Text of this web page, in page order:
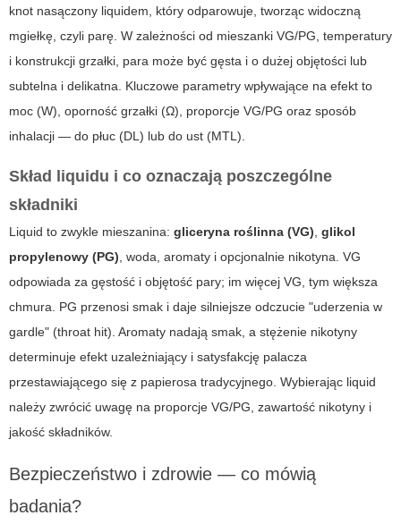
knot nasączony liquidem, który odparowuje, tworząc widoczną
mgiełkę, czyli parę. W zależności od mieszanki VG/PG, temperatury
i konstrukcji grzałki, para może być gęsta i o dużej objętości lub
subtelna i delikatna. Kluczowe parametry wpływające na efekt to
moc (W), oporność grzałki (Ω), proporcje VG/PG oraz sposób
inhalacji — do płuc (DL) lub do ust (MTL).
Skład liquidu i co oznaczają poszczególne
składniki
Liquid to zwykle mieszanina: gliceryna roślinna (VG), glikol
propylenowy (PG), woda, aromaty i opcjonalnie nikotyna. VG
odpowiada za gęstość i objętość pary; im więcej VG, tym większa
chmura. PG przenosi smak i daje silniejsze odczucie "uderzenia w
gardle" (throat hit). Aromaty nadają smak, a stężenie nikotyny
determinuje efekt uzależniający i satysfakcję palacza
przestawiającego się z papierosa tradycyjnego. Wybierając liquid
należy zwrócić uwagę na proporcje VG/PG, zawartość nikotyny i
jakość składników.
Bezpieczeństwo i zdrowie — co mówią
badania?